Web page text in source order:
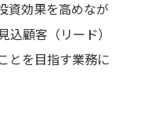
資効果を高めなが
顧客（リード）
とを目指す業務に